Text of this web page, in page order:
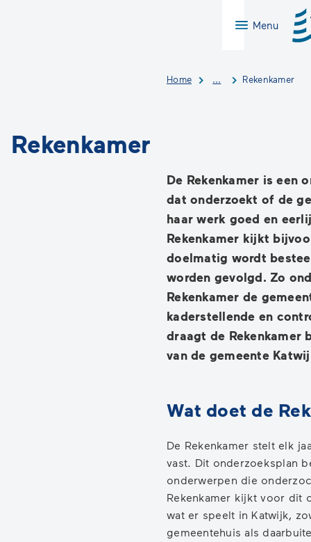
Menu
Home ... Rekenkamer
Rekenkamer
De Rekenkamer is een
dat onderzoekt of de
haar werk goed en
Rekenkamer kijkt
doelmatig wordt
worden gevolgd. Zo
Rekenkamer de
kaderstellende en
draagt de Rekenkamer
van de gemeente
Wat doet de
De Rekenkamer stelt elk
vast. Dit onderzoeksplan
onderwerpen die
Rekenkamer kijkt voor dit
wat er speelt in Katwijk,
gemeentehuis als